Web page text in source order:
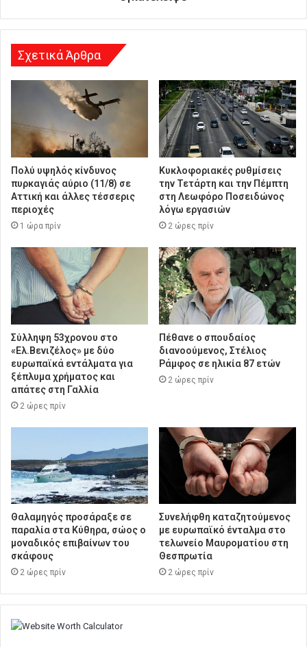
υ
η
Σχετικά Άρθρα
Πολύ υψηλός κίνδυνος
πυρκαγιάς αύριο (11/8) σε
Αττική και άλλες τέσσερις
περιοχές
1 ώρα πρίν
Κυκλοφοριακές ρυθμίσεις
την Τετάρτη και την Πέμπτη
στη Λεωφόρο Ποσειδώνος
λόγω εργασιών
2 ώρες πρίν
Σύλληψη 53χρονου στο
«Ελ.Βενιζέλος» με δύο
ευρωπαϊκά εντάλματα για
ξέπλυμα χρήματος και
απάτες στη Γαλλία
2 ώρες πρίν
Πέθανε ο σπουδαίος
διανοούμενος, Στέλιος
Ράμφος σε ηλικία 87 ετών
2 ώρες πρίν
Θαλαμηγός προσάραξε σε
παραλία στα Κύθηρα, σώος ο
μοναδικός επιβαίνων του
σκάφους
2 ώρες πρίν
Συνελήφθη καταζητούμενος
με ευρωπαϊκό ένταλμα στο
τελωνείο Μαυροματίου στη
Θεσπρωτία
2 ώρες πρίν